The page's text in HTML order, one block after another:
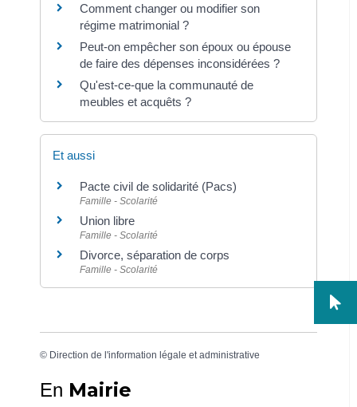
Comment changer ou modifier son
régime matrimonial ?
Peut-on empêcher son époux ou épouse
de faire des dépenses inconsidérées ?
Qu'est-ce-que la communauté de
meubles et acquêts ?
Et aussi
Pacte civil de solidarité (Pacs)
Famille - Scolarité
Union libre
Famille - Scolarité
Divorce, séparation de corps
Famille - Scolarité
© Direction de l'information légale et administrative
En Mairie